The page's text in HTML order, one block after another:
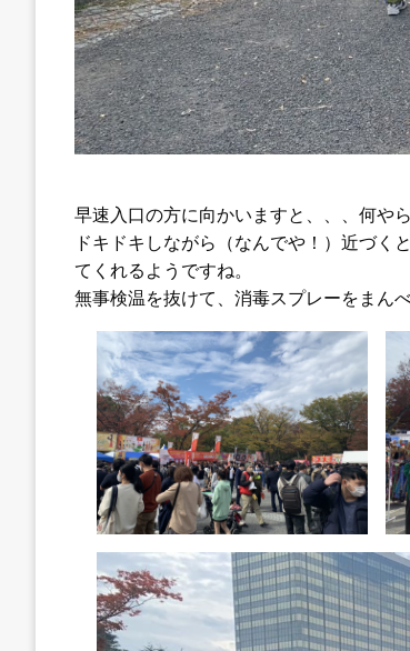
早速入口の方に向かいますと、、、何や
ドキドキしながら（なんでや！）近づく
てくれるようですね。
無事検温を抜けて、消毒スプレーをまん